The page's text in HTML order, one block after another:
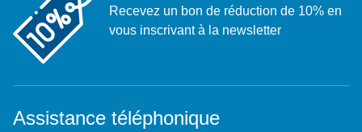
Recevez un bon de réduction de 10% en
vous inscrivant à la newsletter
Assistance téléphonique